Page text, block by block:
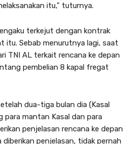
itu,” tuturnya.
terkejut dengan kontrak
itu. Sebab menurutnya lagi, saat
TNI AL terkait rencana ke depan
pembelian 8 kapal fregat
dua-tiga bulan dia (Kasal
para mantan Kasal dan para
penjelasan rencana ke depan
diberikan penjelasan, tidak pernah